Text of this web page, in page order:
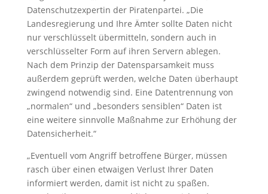
Datenschutzexpertin der Piratenpartei. „Die
Landesregierung und Ihre Ämter sollte Daten nicht
nur verschlüsselt übermitteln, sondern auch in
verschlüsselter Form auf ihren Servern ablegen.
Nach dem Prinzip der Datensparsamkeit muss
außerdem geprüft werden, welche Daten überhaupt
zwingend notwendig sind. Eine Datentrennung von
„normalen“ und „besonders sensiblen“ Daten ist
eine weitere sinnvolle Maßnahme zur Erhöhung der
Datensicherheit.“
„Eventuell vom Angriff betroffene Bürger, müssen
rasch über einen etwaigen Verlust Ihrer Daten
informiert werden, damit ist nicht zu spaßen.